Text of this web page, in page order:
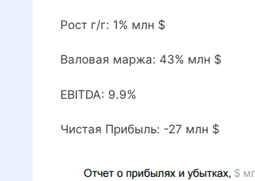
Рост г/г: 1% млн $
Валовая маржа: 43% млн $
EBITDA: 9.9%
Чистая Прибыль: -27 млн $